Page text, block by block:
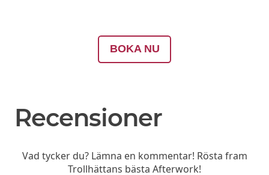
BOKA NU
Recensioner
Vad tycker du? Lämna en kommentar! Rösta fram
Trollhättans bästa Afterwork!